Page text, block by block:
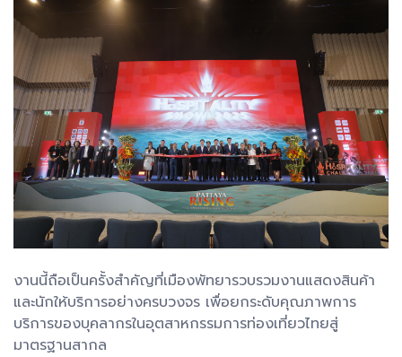
งานนี้ถือเป็นครั้งสำคัญที่เมืองพัทยารวบรวมงานแสดงสินค้า
และนักให้บริการอย่างครบวงจร เพื่อยกระดับคุณภาพการ
บริการของบุคลากรในอุตสาหกรรมการท่องเที่ยวไทยสู่
มาตรฐานสากล